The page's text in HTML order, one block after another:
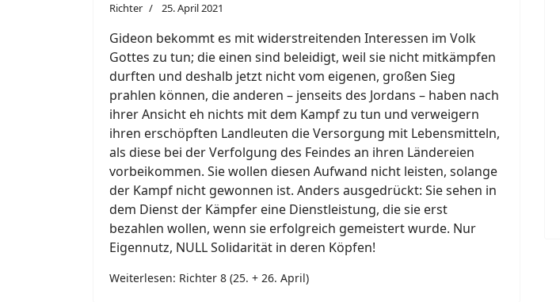
Richter 25. April 2021
Gideon bekommt es mit widerstreitenden Interessen im Volk
Gottes zu tun; die einen sind beleidigt, weil sie nicht mitkämpfen
durften und deshalb jetzt nicht vom eigenen, großen Sieg
prahlen können, die anderen – jenseits des Jordans – haben nach
ihrer Ansicht eh nichts mit dem Kampf zu tun und verweigern
ihren erschöpften Landleuten die Versorgung mit Lebensmitteln,
als diese bei der Verfolgung des Feindes an ihren Ländereien
vorbeikommen. Sie wollen diesen Aufwand nicht leisten, solange
der Kampf nicht gewonnen ist. Anders ausgedrückt: Sie sehen in
dem Dienst der Kämpfer eine Dienstleistung, die sie erst
bezahlen wollen, wenn sie erfolgreich gemeistert wurde. Nur
Eigennutz, NULL Solidarität in deren Köpfen!
Weiterlesen: Richter 8 (25. + 26. April)